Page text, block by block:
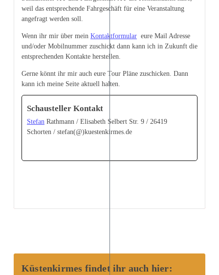
weil das entsprechende Fahrgeschäft für eine Veranstaltung
angefragt werden soll.
Wenn ihr mir über mein Kontaktformular eure Mail Adresse
und/oder Mobilnummer zuschickt dann kann ich in Zukunft die
entsprechenden Kontakte herstellen.
Gerne könnt ihr mir auch eure Tour Pläne zuschicken. Dann
kann ich meine Seite aktuell halten.
Schausteller Kontakt
Stefan Rathmann / Elisabeth Selbert Str. 9 / 26419
Schorten / stefan(@)kuestenkirmes.de
Küstenkirmes findet ihr auch hier: